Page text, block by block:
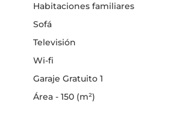
Habitaciones familiares
Sofá
Televisión
Wi-fi
Garaje Gratuito 1
Área - 150 (m²)